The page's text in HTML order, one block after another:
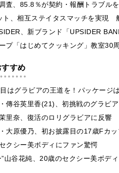
査、85.8％が契約・報酬トラブ
ト、相互ステイタスマッチを実現
、新ブランド「UPSIDER
プ「はじめてクッキング」教室
すめ
はグラビアの王道を！パッケージ
傳谷英里香(21)、初挑戦のグラビ
里奈、復活のロリグラビアに反響
大原優乃、初お披露目の17歳Fカ
クシー美ボディにファン驚愕
山谷花純、20歳のセクシー美ボデ